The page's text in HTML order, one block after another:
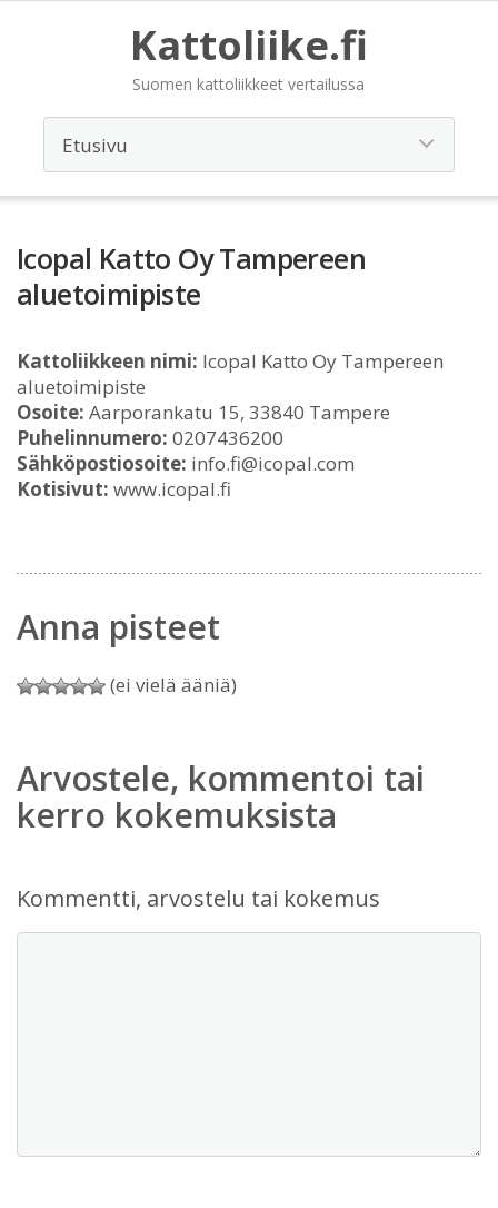
Kattoliike.fi
Suomen kattoliikkeet vertailussa
Icopal Katto Oy Tampereen
aluetoimipiste
Kattoliikkeen nimi: Icopal Katto Oy Tampereen
aluetoimipiste
Osoite: Aarporankatu 15, 33840 Tampere
Puhelinnumero: 0207436200
Sähköpostiosoite: info.fi@icopal.com
Kotisivut: www.icopal.fi
Anna pisteet
(ei vielä ääniä)
Arvostele, kommentoi tai
kerro kokemuksista
Kommentti, arvostelu tai kokemus